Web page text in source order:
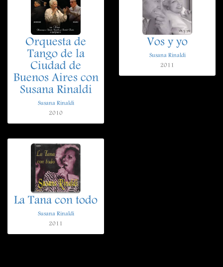
Orquesta de
Tango de la
Ciudad de
Buenos Aires con
Susana Rinaldi
Susana Rinaldi
2010
Vos y yo
Susana Rinaldi
2011
La Tana con todo
Susana Rinaldi
2011